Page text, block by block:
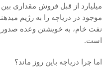
میلیارد از قبل فروش مقداری
موجود در دریاچه را به رژیم
نفت خام، به خویشتن وعده صدور
است.
اما چرا دریاچه باین روز ماند؟